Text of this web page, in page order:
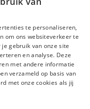
te personaliseren,
om ons websiteverkeer te
gebruik van onze site
en analyse. Deze
met andere informatie
verzameld op basis van
met onze cookies als jij